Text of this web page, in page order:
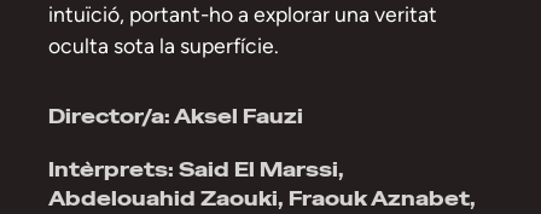
intuïció, portant-ho a explorar una veritat
oculta sota la superfície.
Director/a: Aksel Fauzi
Intèrprets: Said El Marssi,
Abdelouahid Zaouki, Fraouk Aznabet,